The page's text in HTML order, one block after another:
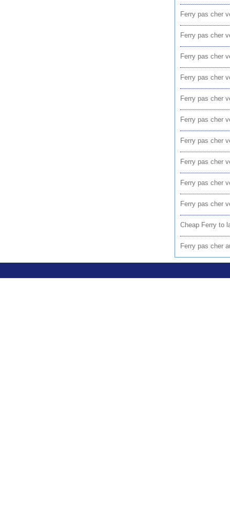
Ferry pas cher
Ferry pas cher
Ferry pas cher
Ferry pas cher
Ferry pas cher
Ferry pas cher
Ferry pas cher
Ferry pas cher
Ferry pas cher
Ferry pas cher
Cheap Ferry to
Ferry pas cher